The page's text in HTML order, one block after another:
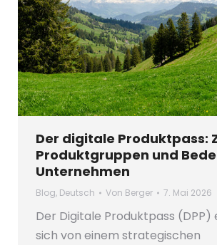
Der digitale Produktpass:
Produktgruppen und
Unternehmen
Blog, Deutsch Von Berger 7. Mai 2026
Der Digitale Produktpass
sich von einem strategischen